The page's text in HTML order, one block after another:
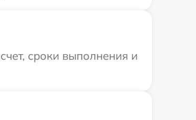
сроки выполнения и